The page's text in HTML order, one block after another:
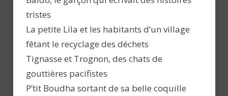
tristes
La petite Lila et les habitants d’un village
fêtant le recyclage des déchets
Tignasse et Trognon, des chats de
gouttières pacifistes
P’tit Boudha sortant de sa belle coquille